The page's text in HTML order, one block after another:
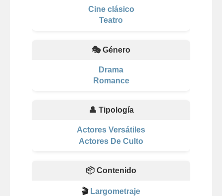
Cine clásico
Teatro
🎭 Género
Drama
Romance
👤 Tipología
Actores Versátiles
Actores De Culto
📦 Contenido
🎬 Largometraje